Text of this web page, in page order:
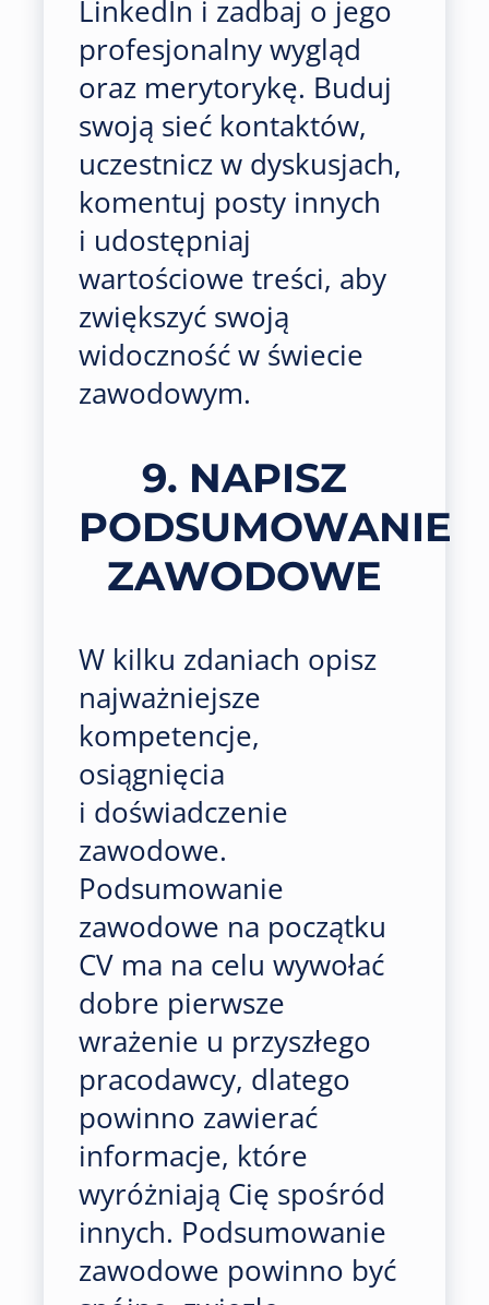
LinkedIn i zadbaj o jego
profesjonalny wygląd
oraz merytorykę. Buduj
swoją sieć kontaktów,
uczestnicz w dyskusjach,
komentuj posty innych
i udostępniaj
wartościowe treści, aby
zwiększyć swoją
widoczność w świecie
zawodowym.
9. NAPISZ
PODSUMOWANIE
ZAWODOWE
W kilku zdaniach opisz
najważniejsze
kompetencje,
osiągnięcia
i doświadczenie
zawodowe.
Podsumowanie
zawodowe na początku
CV ma na celu wywołać
dobre pierwsze
wrażenie u przyszłego
pracodawcy, dlatego
powinno zawierać
informacje, które
wyróżniają Cię spośród
innych. Podsumowanie
zawodowe powinno być